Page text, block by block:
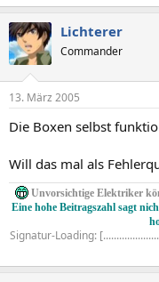
Lichterer
Commander
13. März 2005
Die Boxen selbst
Will das mal als
Unvorsichtige Elektriker
Eine hohe Beitragszahl sagt
Signatur-Loading: